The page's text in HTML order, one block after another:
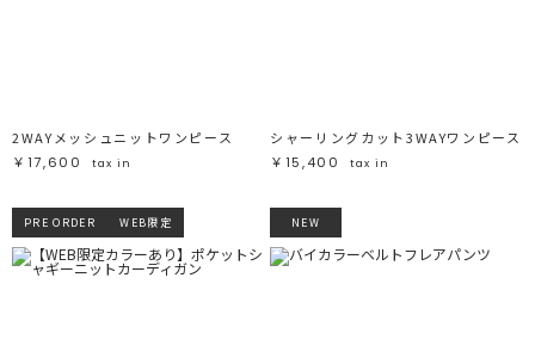
2WAYメッシュニットワンピース
￥17,600
tax in
シャーリングカット3WAYワンピース
￥15,400
tax in
PRE ORDER WEB限定 NEW